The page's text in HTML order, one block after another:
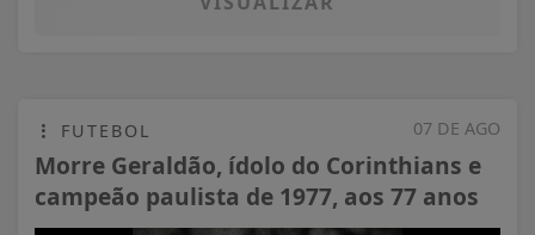
07 DE AGO
FUTEBOL
Morre Geraldão, ídolo do Corinthians e
campeão paulista de 1977, aos 77 anos